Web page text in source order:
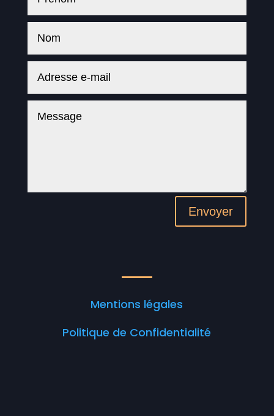
Envoyer
Mentions légales
Politique de Confidentialité